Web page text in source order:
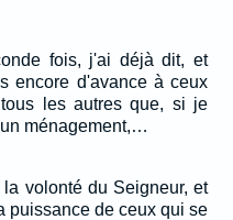
fois, j'ai déjà dit, et
encore d'avance à ceux
les autres que, si je
ménagement,…
volonté du Seigneur, et
puissance de ceux qui se